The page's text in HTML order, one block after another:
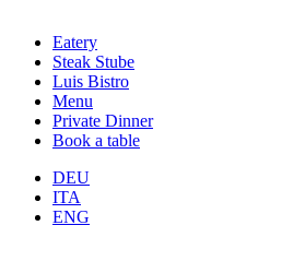
Eatery
Steak Stube
Luis Bistro
Menu
Private Dinner
Book a table
DEU
ITA
ENG